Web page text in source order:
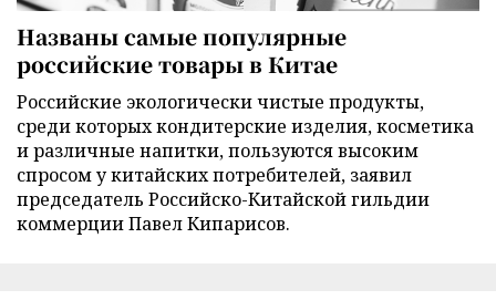
Названы самые популярные
российские товары в Китае
Российские экологически чистые продукты,
среди которых кондитерские изделия, косметика
и различные напитки, пользуются высоким
спросом у китайских потребителей, заявил
председатель Российско-Китайской гильдии
коммерции Павел Кипарисов.